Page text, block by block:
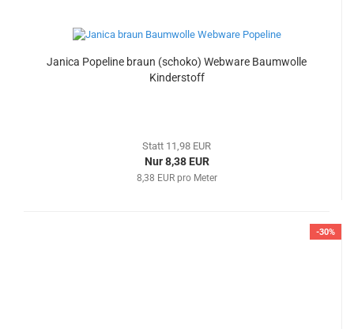
Janica Popeline braun (schoko) Webware Baumwolle
Kinderstoff
Statt 11,98 EUR
Nur 8,38 EUR
8,38 EUR pro Meter
-30%